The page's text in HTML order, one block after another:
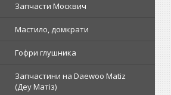
Запчасти Москвич
Мастило, домкрати
Гофри глушника
Запчастини на Daewoo Matiz
(Деу Матіз)